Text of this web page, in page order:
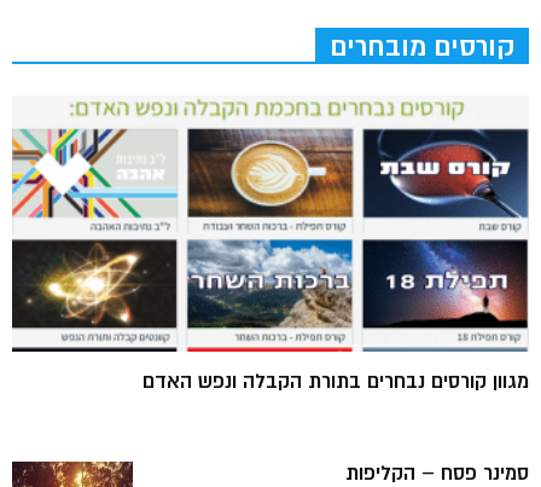
קורסים מובחרים
מגוון קורסים נבחרים בתורת הקבלה ונפש האדם
סמינר פסח – הקליפות